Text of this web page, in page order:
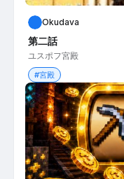
Okudava
第二話
ユスポフ宮殿
#宮殿